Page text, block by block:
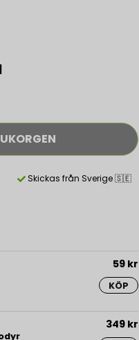
Skickas från Sverige 🇸🇪
59 kr
KÖP
349 kr